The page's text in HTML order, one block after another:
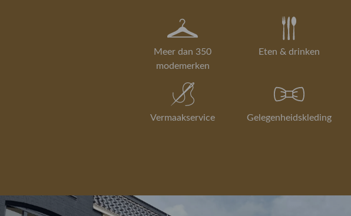
Meer dan 350
modemerken
Eten & drinken
Vermaakservice Gelegenheidskleding